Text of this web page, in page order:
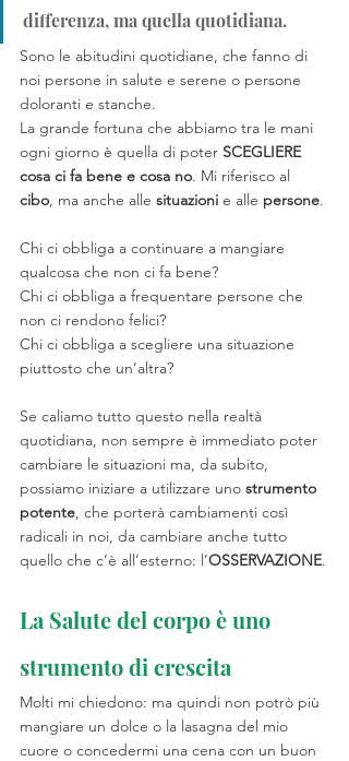
differenza, ma quella quotidiana.
Sono le abitudini quotidiane, che fanno di
noi persone in salute e serene o persone
doloranti e stanche.
La grande fortuna che abbiamo tra le mani
ogni giorno è quella di poter SCEGLIERE
cosa ci fa bene e cosa no. Mi riferisco al
cibo, ma anche alle situazioni e alle persone.
Chi ci obbliga a continuare a mangiare
qualcosa che non ci fa bene?
Chi ci obbliga a frequentare persone che
non ci rendono felici?
Chi ci obbliga a scegliere una situazione
piuttosto che un’altra?
Se caliamo tutto questo nella realtà
quotidiana, non sempre è immediato poter
cambiare le situazioni ma, da subito,
possiamo iniziare a utilizzare uno strumento
potente, che porterà cambiamenti così
radicali in noi, da cambiare anche tutto
quello che c’è all’esterno: l’OSSERVAZIONE.
La Salute del corpo è uno
strumento di crescita
Molti mi chiedono: ma quindi non potrò più
mangiare un dolce o la lasagna del mio
cuore o concedermi una cena con un buon